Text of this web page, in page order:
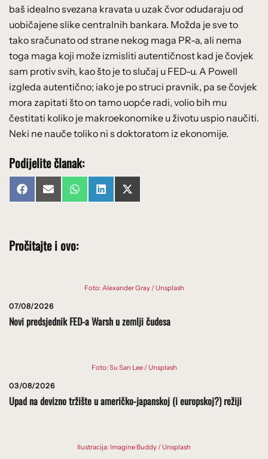
baš idealno svezana kravata u uzak čvor odudaraju od
uobičajene slike centralnih bankara. Možda je sve to
tako sračunato od strane nekog maga PR-a, ali nema
toga maga koji može izmisliti autentičnost kad je čovjek
sam protiv svih, kao što je to slučaj u FED-u. A Powell
izgleda autentično; iako je po struci pravnik, pa se čovjek
mora zapitati što on tamo uopće radi, volio bih mu
čestitati koliko je makroekonomike u životu uspio naučiti.
Neki ne nauče toliko ni s doktoratom iz ekonomije.
Podijelite članak:
Share
on
FacebookShare
on
Email Share
on
WhatsAppShare
on
LinkedInShare
on
X
(Twitter)
Pročitajte i ovo:
Foto: Alexander Gray / Unsplash
07/08/2026
Novi predsjednik FED-a Warsh u zemlji čudesa
Foto: Su San Lee / Unsplash
03/08/2026
Upad na devizno tržište u američko-japanskoj (i europskoj?) režiji
Ilustracija: Imagine Buddy / Unsplash